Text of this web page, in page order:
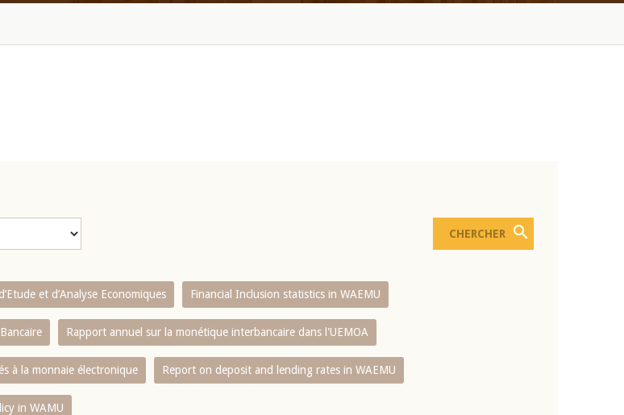
et d’Analyse Economiques Financial Inclusion statistics in WAEMU
Rapport annuel sur la monétique interbancaire dans l'UEMOA
à la monnaie électronique Report on deposit and lending rates in WAEMU
in WAMU